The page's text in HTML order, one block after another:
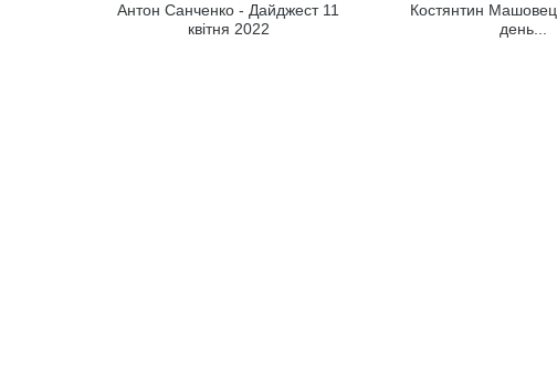
Антон Санченко - Дайджест 11
квітня 2022
Костянтин
день...